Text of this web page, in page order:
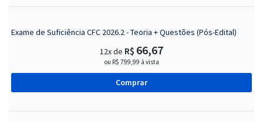
Exame de Suficiência CFC 2026.2 - Teoria + Questões (Pós-Edital)
12x de R$ 66,67
ou R$ 799,99 à vista
Comprar